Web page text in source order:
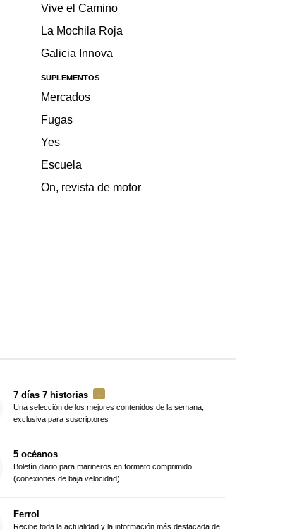
Vive el Camino
La Mochila Roja
Galicia Innova
SUPLEMENTOS
Mercados
Fugas
Yes
Escuela
On, revista de motor
7 días 7 historias
Una selección de los mejores contenidos de la semana,
exclusiva para suscriptores
5 océanos
Boletín diario para marineros en formato comprimido
(conexiones de baja velocidad)
Ferrol
Recibe toda la actualidad y la información más destacada de